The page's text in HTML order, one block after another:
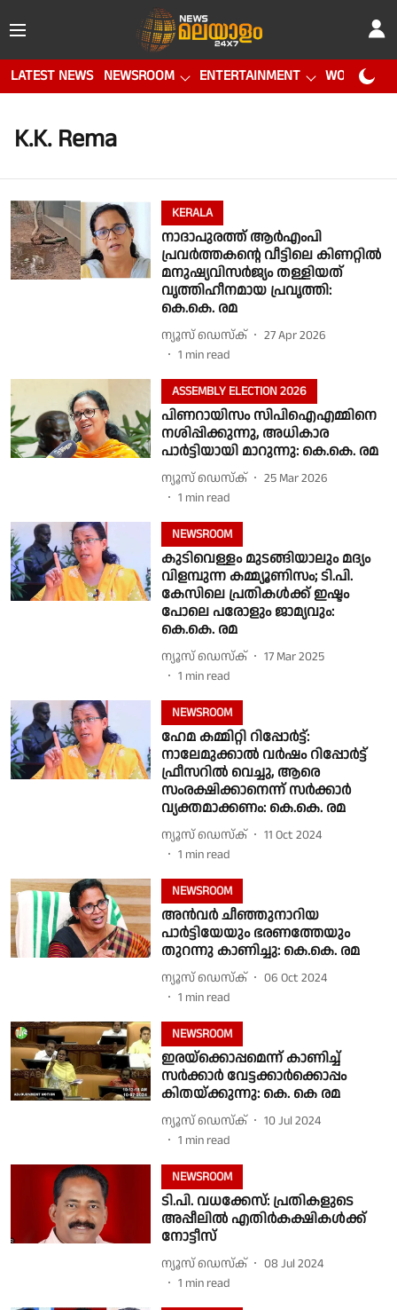
LATEST NEWS NEWSROOM ENTERTAINMENT WORLD CUP
K.K. Rema
KERALA
നാദാപുരത്ത് ആർഎംപി
പ്രവർത്തകൻ്റെ വീട്ടിലെ കിണറ്റിൽ
മനുഷ്യവിസർജ്യം തള്ളിയത്
വൃത്തിഹീനമായ പ്രവൃത്തി:
കെ.കെ. രമ
ന്യൂസ് ഡെസ്ക്
27 Apr 2026
1 min read
ASSEMBLY ELECTION 2026
പിണറായിസം സിപിഐഎമ്മിനെ
നശിപ്പിക്കുന്നു, അധികാര
പാര്‍ട്ടിയായി മാറുന്നു: കെ.കെ. രമ
ന്യൂസ് ഡെസ്ക്
25 Mar 2026
1 min read
NEWSROOM
കുടിവെള്ളം മുടങ്ങിയാലും മദ്യം
വിളമ്പുന്ന കമ്മ്യൂണിസം; ടി.പി.
കേസിലെ പ്രതികൾക്ക് ഇഷ്ടം
പോലെ പരോളും ജാമ്യവും:
കെ.കെ. രമ
ന്യൂസ് ഡെസ്ക്
17 Mar 2025
1 min read
NEWSROOM
ഹേമ കമ്മിറ്റി റിപ്പോര്‍ട്ട്:
നാലേമുക്കാൽ വർഷം റിപ്പോർട്ട്
ഫ്രീസറിൽ വെച്ചു, ആരെ
സംരക്ഷിക്കാനെന്ന് സർക്കാർ
വ്യക്തമാക്കണം: കെ.കെ. രമ
ന്യൂസ് ഡെസ്ക്
11 Oct 2024
1 min read
NEWSROOM
അൻവർ ചീഞ്ഞുനാറിയ
പാർട്ടിയേയും ഭരണത്തേയും
തുറന്നു കാണിച്ചു: കെ.കെ. രമ
ന്യൂസ് ഡെസ്ക്
06 Oct 2024
1 min read
NEWSROOM
ഇരയ്‌ക്കൊപ്പമെന്ന് കാണിച്ച്
സര്‍ക്കാര്‍ വേട്ടക്കാര്‍ക്കൊപ്പം
കിതയ്ക്കുന്നു: കെ. കെ രമ
ന്യൂസ് ഡെസ്ക്
10 Jul 2024
1 min read
NEWSROOM
ടി.പി. വധക്കേസ്: പ്രതികളുടെ
അപ്പീലില്‍ എതിർകക്ഷികൾക്ക്
നോട്ടീസ്
ന്യൂസ് ഡെസ്ക്
08 Jul 2024
1 min read